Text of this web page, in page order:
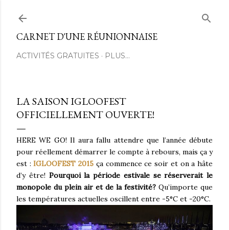
CARNET D'UNE RÉUNIONNAISE
ACTIVITÉS GRATUITES PLUS…
LA SAISON IGLOOFEST
OFFICIELLEMENT OUVERTE!
HERE WE GO! Il aura fallu attendre que l’année débute
pour réellement démarrer le compte à rebours, mais ça y
est : IGLOOFEST 2015 ça commence ce soir et on a hâte
d’y être! Pourquoi la période estivale se réserverait le
monopole du plein air et de la festivité? Qu’importe que
les températures actuelles oscillent entre -5°C et -20°C.